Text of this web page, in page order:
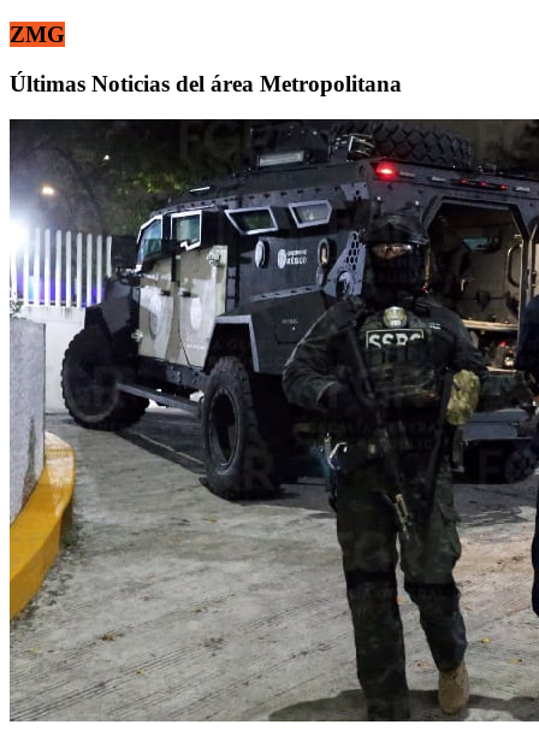
ZMG
Últimas Noticias del área Metropolitana